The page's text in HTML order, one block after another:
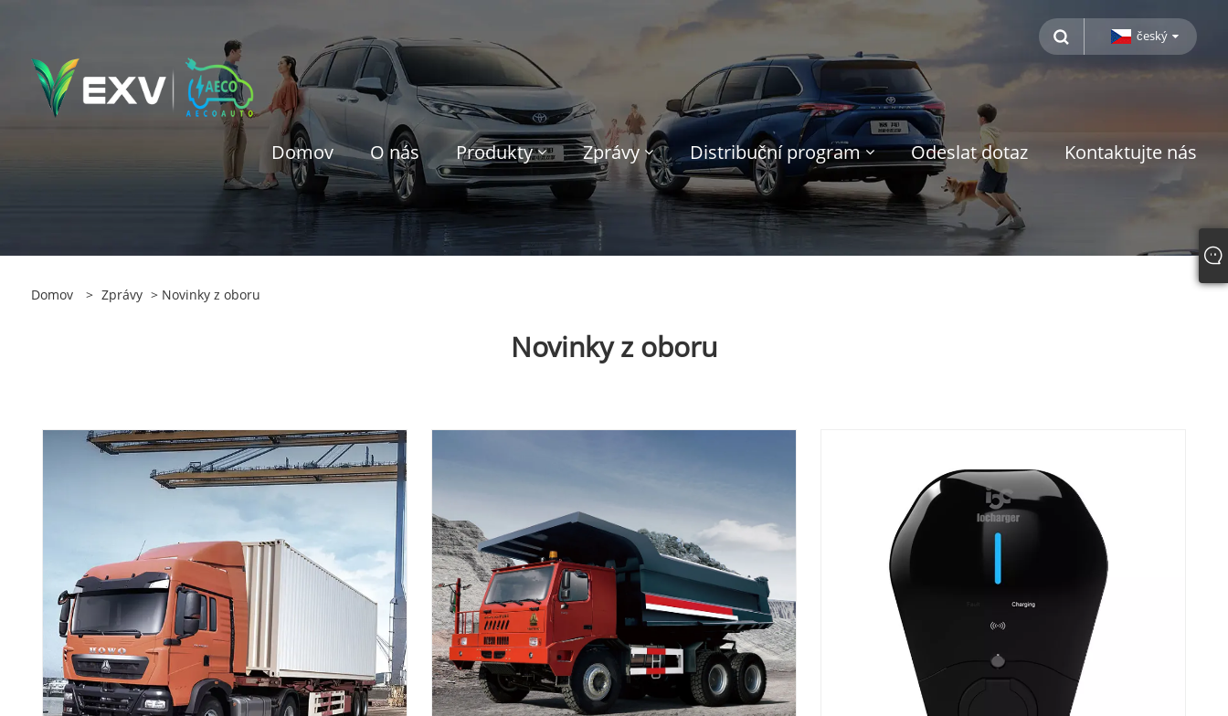
český
Domov O nás Produkty Zprávy Distribuční program Odeslat dotaz Kontaktujte nás
Domov > Zprávy > Novinky z oboru
Novinky z oboru